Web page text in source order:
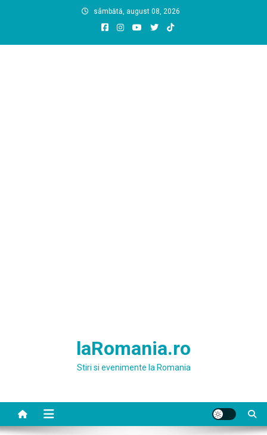
sâmbătă, august 08, 2026
laRomania.ro
Stiri si evenimente la Romania